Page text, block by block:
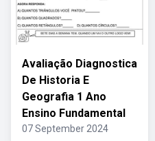
Avaliação Diagnostica
De Historia E
Geografia 1 Ano
Ensino Fundamental
07 September 2024